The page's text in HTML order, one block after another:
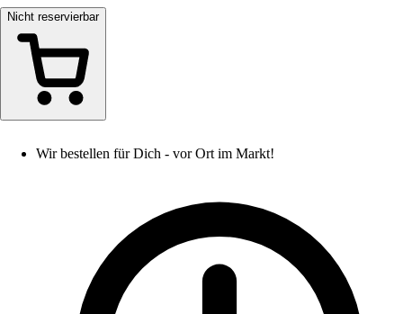
Nicht reservierbar
Wir bestellen für Dich - vor Ort im Markt!